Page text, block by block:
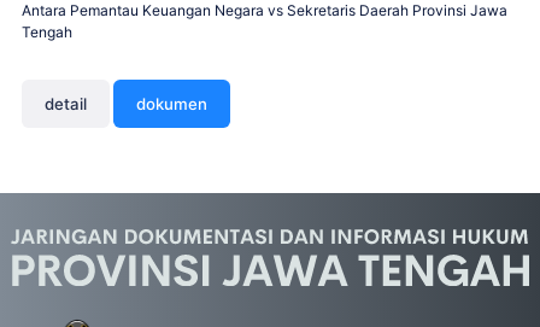
Antara Pemantau Keuangan Negara vs Sekretaris Daerah Provinsi Jawa
Tengah
detail dokumen